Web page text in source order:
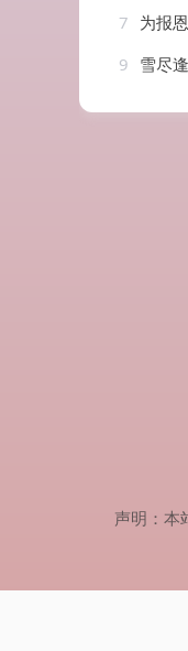
7 为报
9 雪尽
声明：本